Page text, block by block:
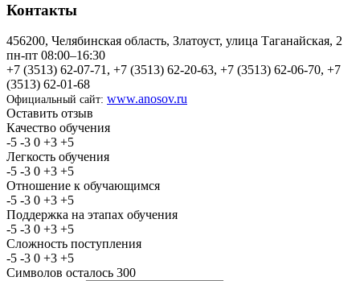
Контакты
456200, Челябинская область, Златоуст, улица Таганайская, 2
пн-пт 08:00–16:30
+7 (3513) 62-07-71, +7 (3513) 62-20-63, +7 (3513) 62-06-70, +7
(3513) 62-01-68
Официальный сайт: www.anosov.ru
Оставить отзыв
Качество обучения
-5 -3 0 +3 +5
Легкость обучения
-5 -3 0 +3 +5
Отношение к обучающимся
-5 -3 0 +3 +5
Поддержка на этапах обучения
-5 -3 0 +3 +5
Сложность поступления
-5 -3 0 +3 +5
Символов осталось 300